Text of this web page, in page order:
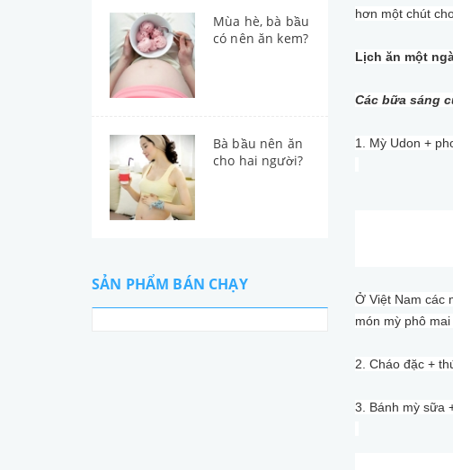
Mùa hè, bà bầu
có nên ăn kem?
Bà bầu nên ăn
cho hai người?
SẢN PHẨM BÁN CHẠY
hơn một chút
Lịch ăn một
Các bữa sáng
1. Mỳ Udon +
Ở Việt Nam các
món mỳ phô mai
2. Cháo đặc +
3. Bánh mỳ sữa